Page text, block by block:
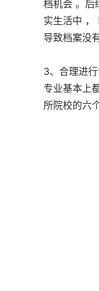
档机会 。后
实生活中
导致档案没
3、合理进
专业基本上
所院校的六